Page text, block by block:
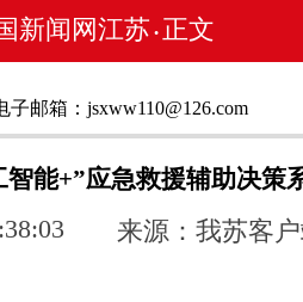
新闻网江苏 • 正文
子邮箱：jsxww110@126.com
能+”应急救援辅助决策
来源：我苏客